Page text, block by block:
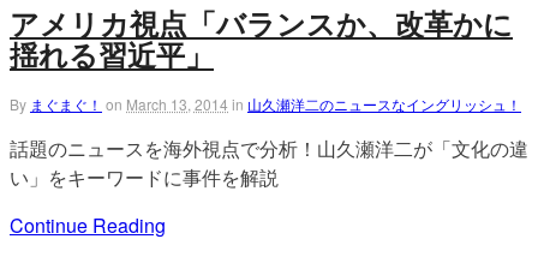
アメリカ視点「バランスか、改革かに
揺れる習近平」
By まぐまぐ！ on March 13, 2014 in 山久瀬洋二のニュースなイングリッシュ！
話題のニュースを海外視点で分析！山久瀬洋二が「文化の違
い」をキーワードに事件を解説
Continue Reading